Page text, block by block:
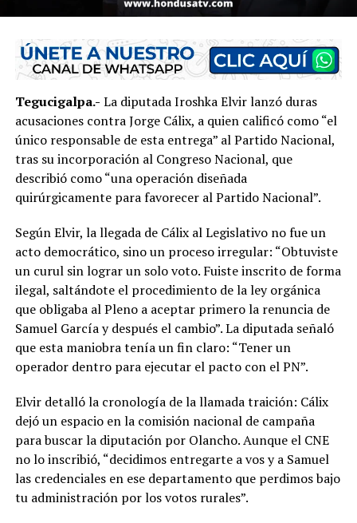
Tegucigalpa.- La diputada Iroshka Elvir lanzó duras
acusaciones contra Jorge Cálix, a quien calificó como “el
único responsable de esta entrega” al Partido Nacional,
tras su incorporación al Congreso Nacional, que
describió como “una operación diseñada
quirúrgicamente para favorecer al Partido Nacional”.
Según Elvir, la llegada de Cálix al Legislativo no fue un
acto democrático, sino un proceso irregular: “Obtuviste
un curul sin lograr un solo voto. Fuiste inscrito de forma
ilegal, saltándote el procedimiento de la ley orgánica
que obligaba al Pleno a aceptar primero la renuncia de
Samuel García y después el cambio”. La diputada señaló
que esta maniobra tenía un fin claro: “Tener un
operador dentro para ejecutar el pacto con el PN”.
Elvir detalló la cronología de la llamada traición: Cálix
dejó un espacio en la comisión nacional de campaña
para buscar la diputación por Olancho. Aunque el CNE
no lo inscribió, “decidimos entregarte a vos y a Samuel
las credenciales en ese departamento que perdimos bajo
tu administración por los votos rurales”.